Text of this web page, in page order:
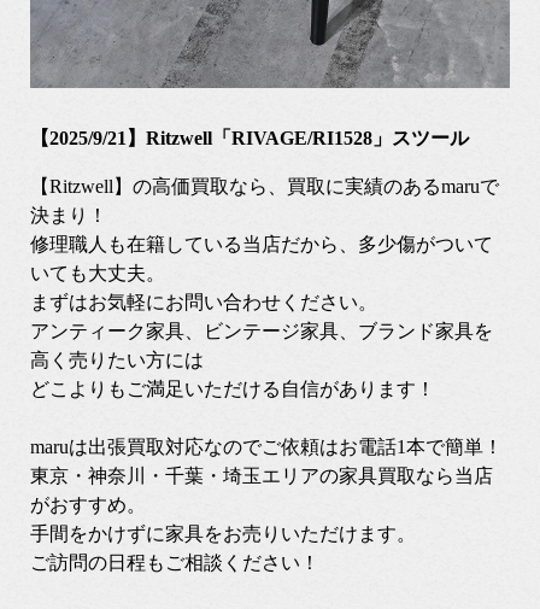
【2025/9/21】Ritzwell「RIVAGE/RI1528」スツール
【Ritzwell】の高価買取なら、買取に実績のあるmaruで
決まり！
修理職人も在籍している当店だから、多少傷がついて
いても大丈夫。
まずはお気軽にお問い合わせください。
アンティーク家具、ビンテージ家具、ブランド家具を
高く売りたい方には
どこよりもご満足いただける自信があります！
maruは出張買取対応なのでご依頼はお電話1本で簡単！
東京・神奈川・千葉・埼玉エリアの家具買取なら当店
がおすすめ。
手間をかけずに家具をお売りいただけます。
ご訪問の日程もご相談ください！